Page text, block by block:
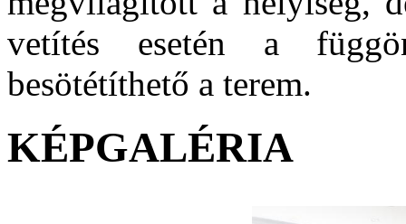
vetítés esetén a
besötétíthető a terem.
KÉPGALÉRIA